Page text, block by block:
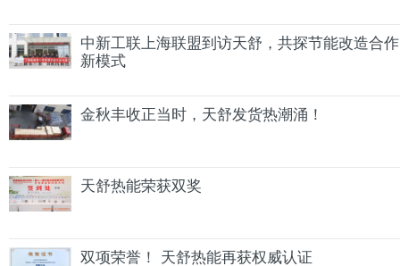
中新工联上海联盟到访天舒，共探节能改造合作
新模式
金秋丰收正当时，天舒发货热潮涌！
天舒热能荣获双奖
双项荣誉！ 天舒热能再获权威认证